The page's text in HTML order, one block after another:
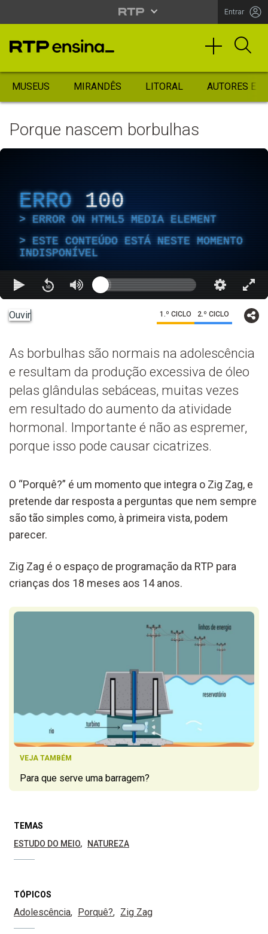
Entrar
MUSEUS MIRANDÊS LITORAL AUTORES
Porque nascem borbulhas
ERRO 100
ERROR ON HTML5 MEDIA ELEMENT
ESTE CONTEÚDO ESTÁ NESTE MOMENTO
INDISPONÍVEL
Ouvir 1.º CICLO 2.º CICLO
As borbulhas são normais na adolescência
e resultam da produção excessiva de óleo
pelas glândulas sebáceas, muitas vezes
em resultado do aumento da atividade
hormonal. Importante é não as espremer,
porque isso pode causar cicatrizes.
O “Porquê?” é um momento que integra o Zig Zag, e
pretende dar resposta a perguntas que nem sempre
são tão simples como, à primeira vista, podem
parecer.
Zig Zag é o espaço de programação da RTP para
crianças dos 18 meses aos 14 anos.
VEJA TAMBÉM
Para que serve uma barragem?
TEMAS
ESTUDO DO MEIO
NATUREZA
TÓPICOS
Adolescência Porquê? Zig Zag